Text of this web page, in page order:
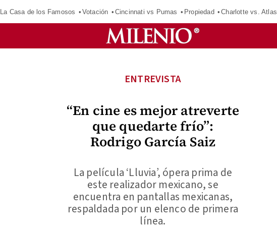
La Casa de los Famosos Votación Cincinnati vs Pumas Propiedad Charlotte vs. Atlas
“En cine es mejor atreverte
que quedarte frío”:
Rodrigo García Saiz
ENTREVISTA
La película ‘Lluvia’, ópera prima de
este realizador mexicano, se
encuentra en pantallas mexicanas,
respaldada por un elenco de primera
línea.